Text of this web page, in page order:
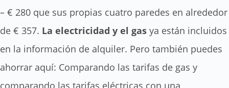
– € 280 que sus propias cuatro paredes en alrededor
de € 357. La electricidad y el gas ya están incluidos
en la información de alquiler. Pero también puedes
ahorrar aquí: Comparando las tarifas de gas y
comparando las tarifas eléctricas con una